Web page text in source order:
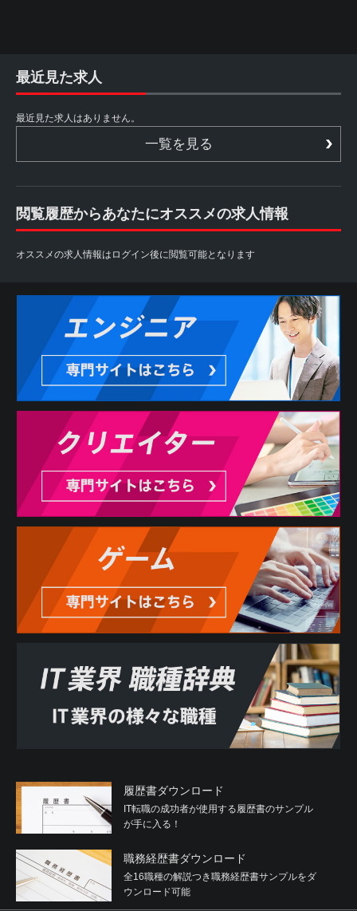
最近見た求人
最近見た求人はありません。
一覧を見る
閲覧履歴からあなたにオススメの求人情報
オススメの求人情報はログイン後に閲覧可能となります
履歴書ダウンロード
IT転職の成功者が使用する履歴書のサンプル
が手に入る！
職務経歴書ダウンロード
全16職種の解説つき職務経歴書サンプルをダ
ウンロード可能